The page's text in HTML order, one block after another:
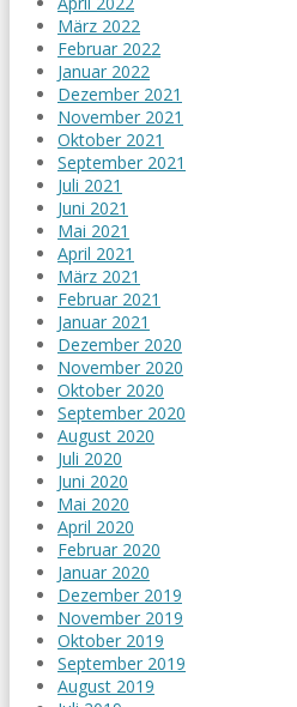
März 2022
Februar 2022
Januar 2022
Dezember 2021
November 2021
Oktober 2021
September 2021
Juli 2021
Juni 2021
Mai 2021
April 2021
März 2021
Februar 2021
Januar 2021
Dezember 2020
November 2020
Oktober 2020
September 2020
August 2020
Juli 2020
Juni 2020
Mai 2020
April 2020
Februar 2020
Januar 2020
Dezember 2019
November 2019
Oktober 2019
September 2019
August 2019